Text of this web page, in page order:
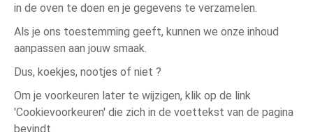
in de oven te doen en je gegevens te verzamelen.
Als je ons toestemming geeft, kunnen we onze inhoud
aanpassen aan jouw smaak.
Dus, koekjes, nootjes of niet ?
Om je voorkeuren later te wijzigen, klik op de link
'Cookievoorkeuren' die zich in de voettekst van de pagina
bevindt.
Rose Rose
één
Algemene verkoopsvoorwaarden
Wettelijke bepalingen
Persoonsgegevens